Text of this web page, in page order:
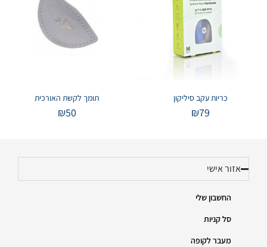
כריות עקב סיליקון
₪79
תומך לקשת האורכית
₪50
אזור אישי
החשבון שלי
סל קניות
מעבר לקופה